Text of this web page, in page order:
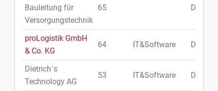
Bauleitung für
Versorgungstechnik
65
proLogistik GmbH
& Co. KG
64 IT&Software
Dietrich´s
Technology AG
53 IT&Software